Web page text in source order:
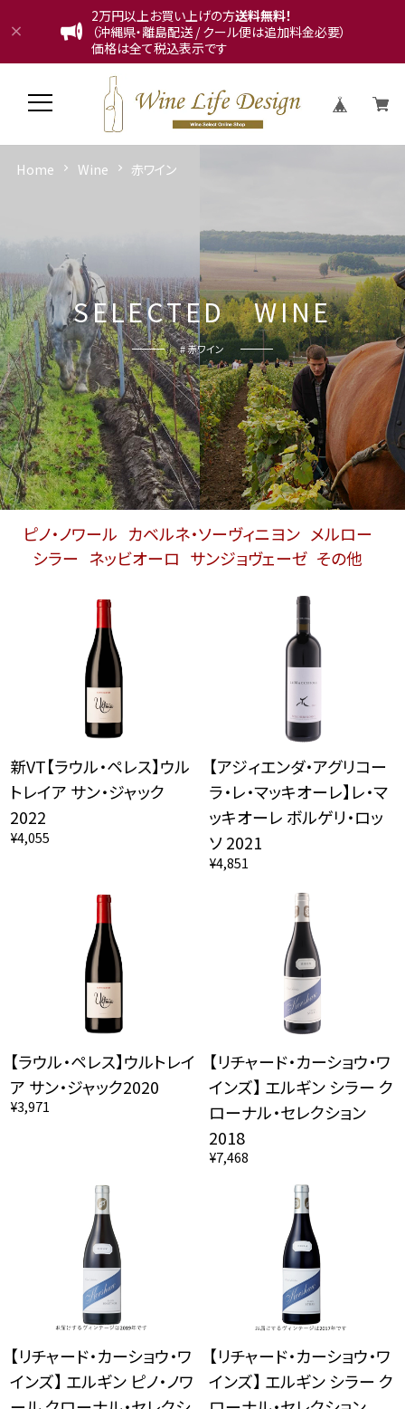
2万円以上お買い上げの方送料無料！
（沖縄県・離島配送 / クール便は追加料金必要）
価格は全て税込表示です
SELECTED WINE
# 赤ワイン
Home Wine 赤ワイン
ピノ・ノワール カベルネ・ソーヴィニヨン メルロー
シラー ネッビオーロ サンジョヴェーゼ その他
新VT【ラウル・ペレス】ウル
トレイア サン・ジャック
2022
¥4,055
【アジィエンダ・アグリコー
ラ・レ・マッキオーレ】レ・マ
ッキオーレ ボルゲリ・ロッ
ソ 2021
¥4,851
【ラウル・ペレス】ウルトレイ
ア サン・ジャック2020
¥3,971
【リチャード・カーショウ・ワ
インズ】 エルギン シラー ク
ローナル・セレクション
2018
¥7,468
【リチャード・カーショウ・ワ
インズ】 エルギン ピノ・ノワ
【リチャード・カーショウ・ワ
インズ】 エルギン シラー ク